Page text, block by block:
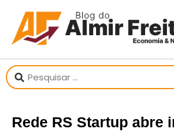
Rede RS Startup abre